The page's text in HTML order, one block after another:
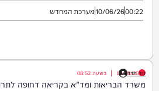
00:22
10/06/26מערכת המחדש
דוד חדד
10/08/26
| בשעה 08:52
משרד הבריאות ומד"א בקריאה דחופה